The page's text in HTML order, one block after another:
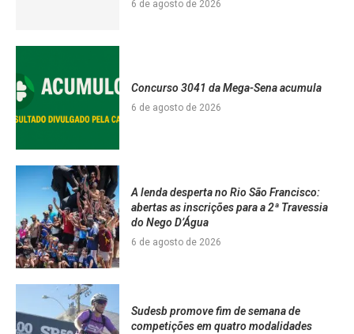
6 de agosto de 2026
Concurso 3041 da Mega-Sena acumula
6 de agosto de 2026
A lenda desperta no Rio São Francisco:
abertas as inscrições para a 2ª Travessia
do Nego D’Água
6 de agosto de 2026
Sudesb promove fim de semana de
competições em quatro modalidades